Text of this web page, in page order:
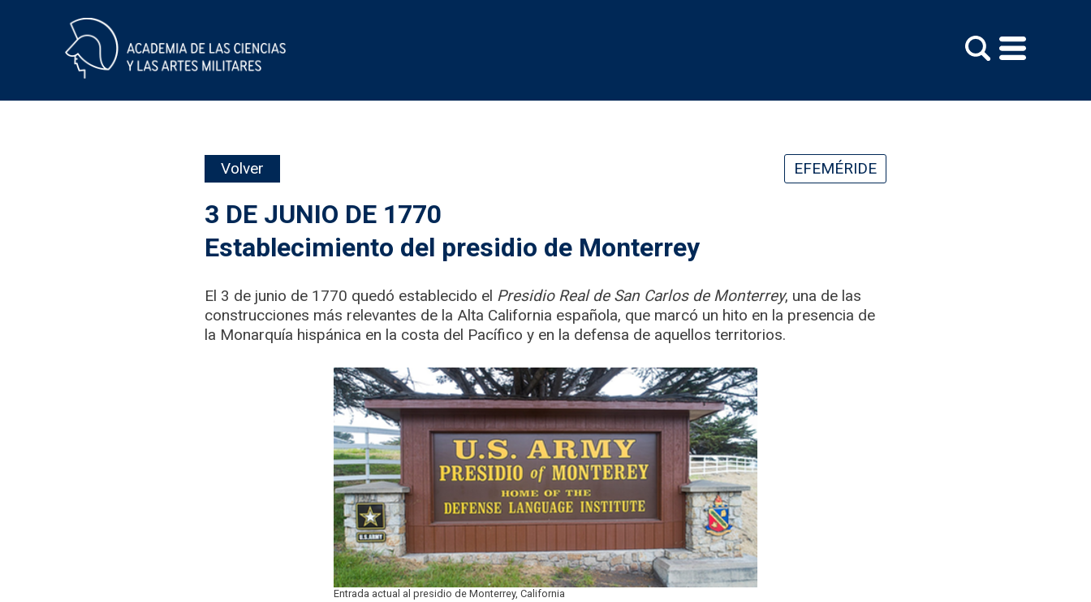
Volver EFEMÉRIDE
3 DE JUNIO DE 1770
Establecimiento del presidio de Monterrey
El 3 de junio de 1770 quedó establecido el Presidio Real de San Carlos de Monterrey, una de las
construcciones más relevantes de la Alta California española, que marcó un hito en la presencia de
la Monarquía hispánica en la costa del Pacífico y en la defensa de aquellos territorios.
Entrada actual al presidio de Monterrey, California